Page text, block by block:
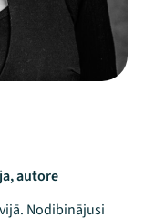
autore
Nodibinājusi